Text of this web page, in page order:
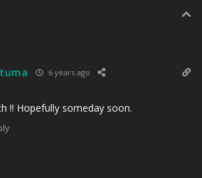
6 years ago
!! Hopefully someday soon.